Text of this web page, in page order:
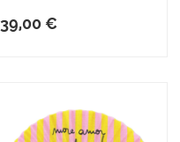
39,00 €